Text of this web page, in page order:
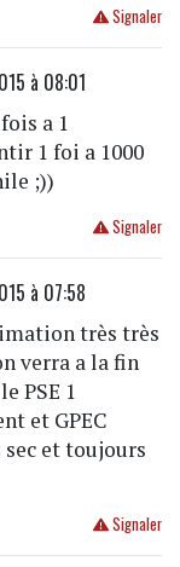
Signaler
à 08:01
a 1
1 foi a 1000
;))
Signaler
à 07:58
très très
verra a la fin
PSE 1
et GPEC
et toujours
Signaler